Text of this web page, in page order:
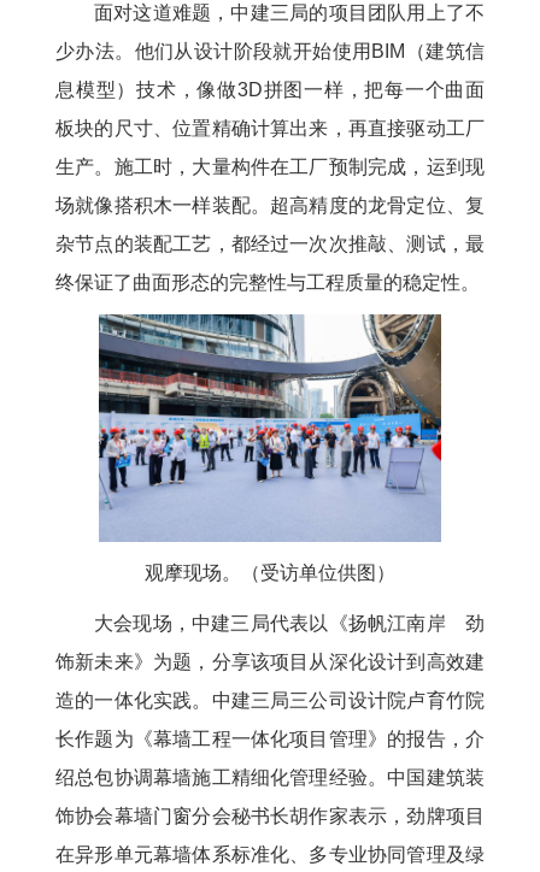
面对这道难题，中建三局的项目团队用上了不
少办法。他们从设计阶段就开始使用BIM（建筑信
息模型）技术，像做3D拼图一样，把每一个曲面
板块的尺寸、位置精确计算出来，再直接驱动工厂
生产。施工时，大量构件在工厂预制完成，运到现
场就像搭积木一样装配。超高精度的龙骨定位、复
杂节点的装配工艺，都经过一次次推敲、测试，最
终保证了曲面形态的完整性与工程质量的稳定性。
观摩现场。（受访单位供图）
大会现场，中建三局代表以《扬帆江南岸 劲
饰新未来》为题，分享该项目从深化设计到高效建
造的一体化实践。中建三局三公司设计院卢育竹院
长作题为《幕墙工程一体化项目管理》的报告，介
绍总包协调幕墙施工精细化管理经验。中国建筑装
饰协会幕墙门窗分会秘书长胡作家表示，劲牌项目
在异形单元幕墙体系标准化、多专业协同管理及绿